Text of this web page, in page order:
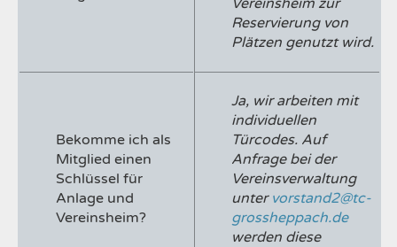
Vereinsheim zur
Reservierung von
Plätzen genutzt wird.
Bekomme ich als
Mitglied einen
Schlüssel für
Anlage und
Vereinsheim?
Ja, wir arbeiten mit
individuellen
Türcodes. Auf
Anfrage bei der
Vereinsverwaltung
unter vorstand2@tc-
grossheppach.de
werden diese